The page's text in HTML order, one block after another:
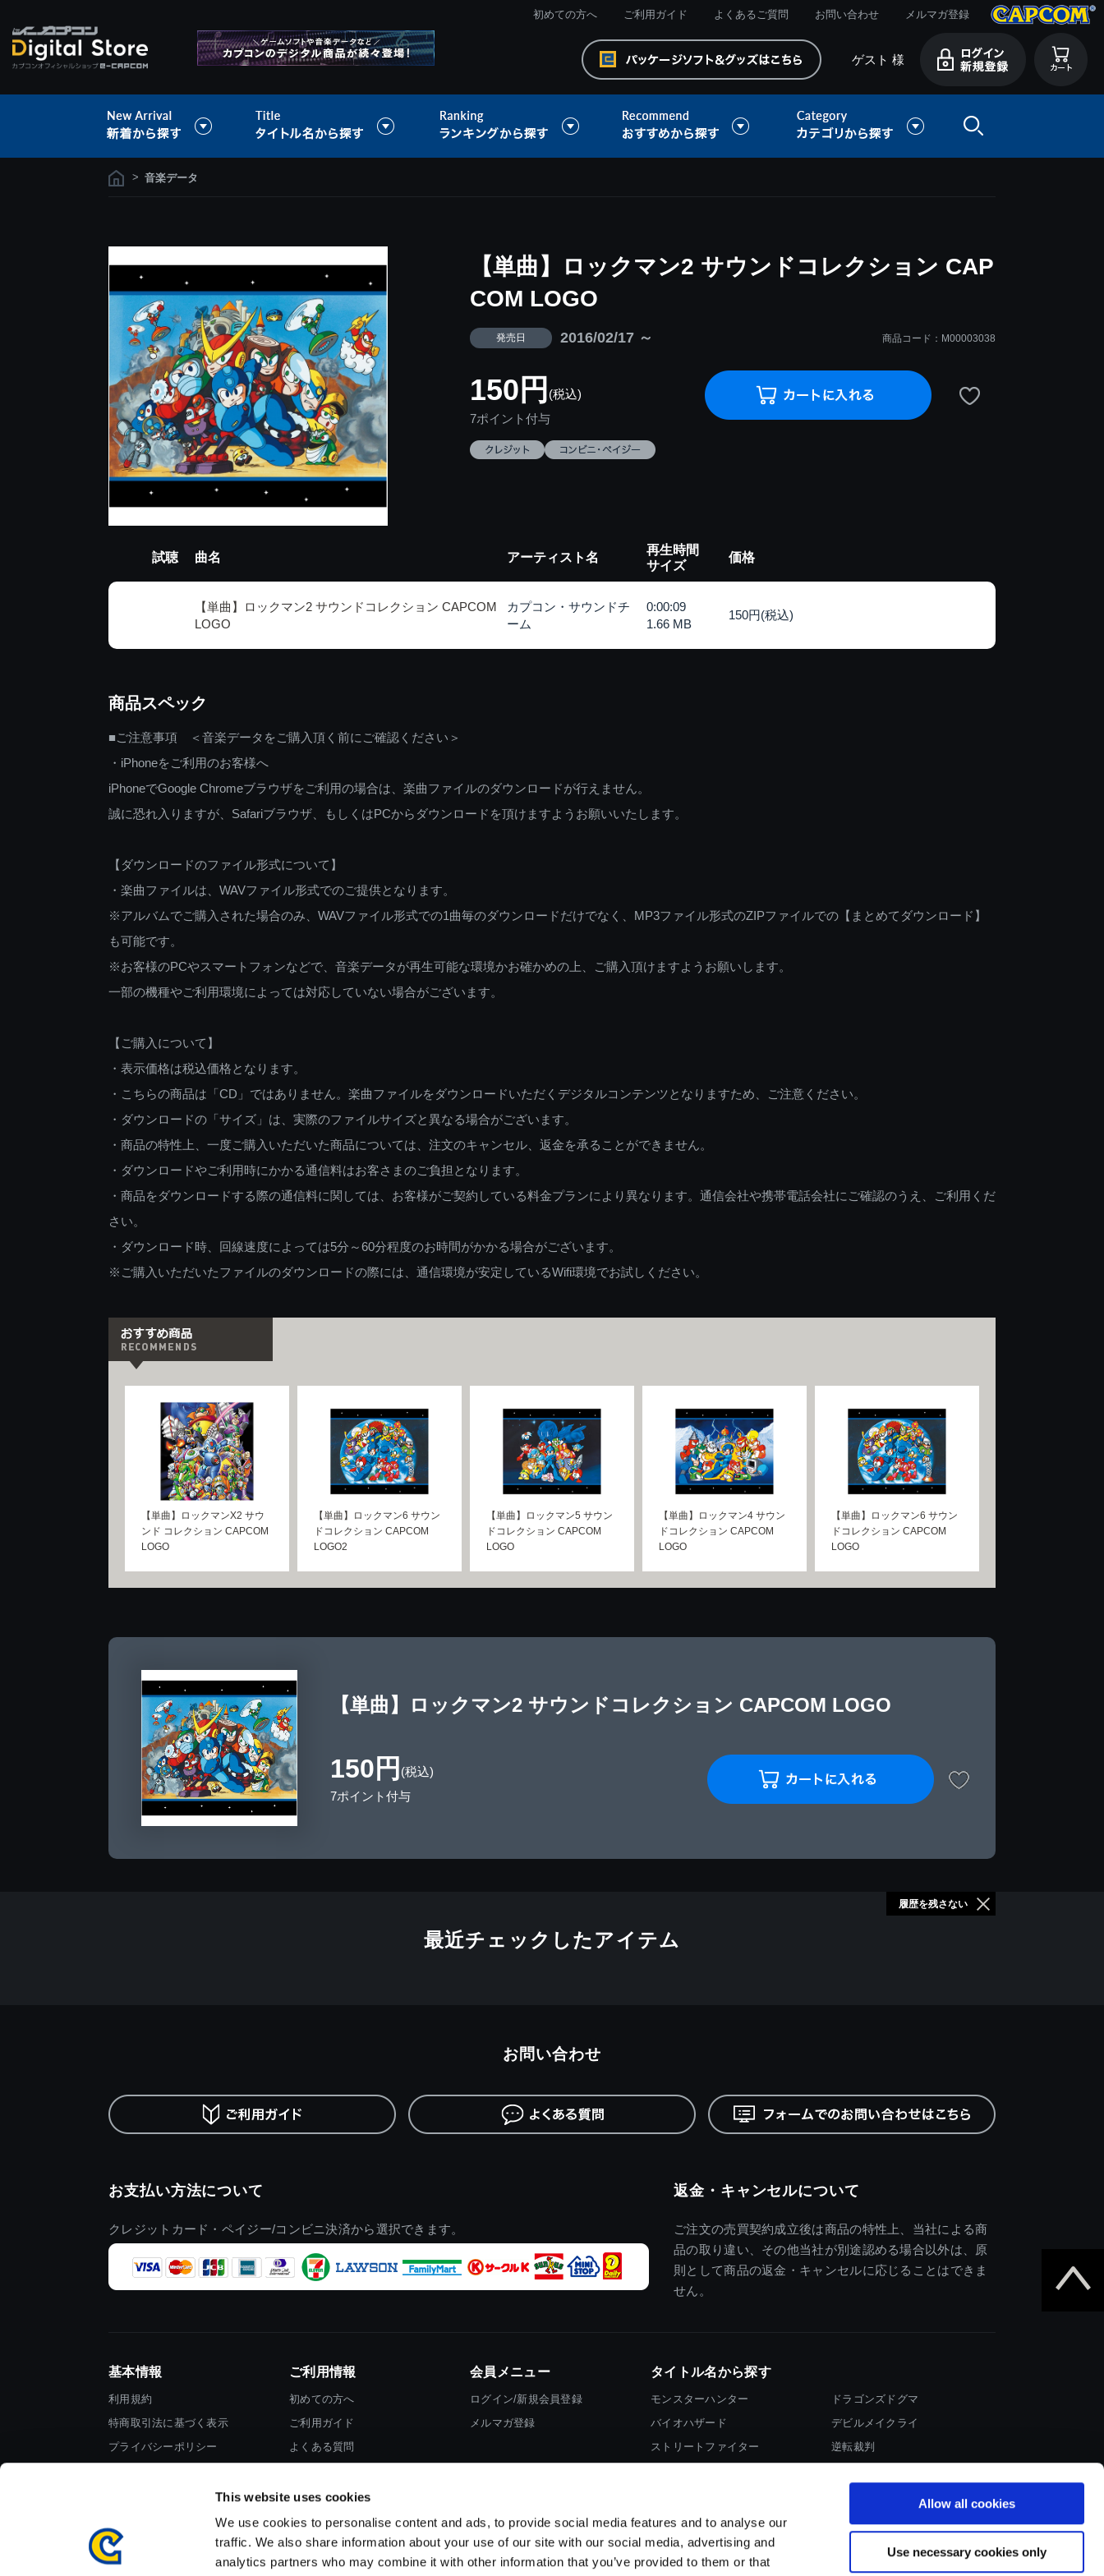
This website uses cookies
We use cookies to personalise content and ads, to provide social media features and to analyse our
traffic. We also share information about your use of our site with our social media, advertising and
analytics partners who may combine it with other information that you’ve provided to them or that
Allow all cookies
Use necessary cookies only
初めての方へ ご利用ガイド よくあるご質問 お問い合わせ メルマガ登録
ゲスト 様
> 音楽データ
【単曲】ロックマン2 サウンドコレクション CAP
COM LOGO
発売日 2016/02/17 ～ 商品コード：M00003038
150円 (税込)
7ポイント付与
試聴 曲名 アーティスト名
再生時間
サイズ
価格
【単曲】ロックマン2 サウンドコレクション CAPCOM
LOGO
カプコン・サウンドチ
ーム
0:00:09
1.66 MB
150円(税込)
商品スペック
■ご注意事項 ＜音楽データをご購入頂く前にご確認ください＞
・iPhoneをご利用のお客様へ
iPhoneでGoogle Chromeブラウザをご利用の場合は、楽曲ファイルのダウンロードが行えません。
誠に恐れ入りますが、Safariブラウザ、もしくはPCからダウンロードを頂けますようお願いいたします。
【ダウンロードのファイル形式について】
・楽曲ファイルは、WAVファイル形式でのご提供となります。
※アルバムでご購入された場合のみ、WAVファイル形式での1曲毎のダウンロードだけでなく、MP3ファイル形式のZIPファイルでの【まとめてダウンロード】
も可能です。
※お客様のPCやスマートフォンなどで、音楽データが再生可能な環境かお確かめの上、ご購入頂けますようお願いします。
一部の機種やご利用環境によっては対応していない場合がございます。
【ご購入について】
・表示価格は税込価格となります。
・こちらの商品は「CD」ではありません。楽曲ファイルをダウンロードいただくデジタルコンテンツとなりますため、ご注意ください。
・ダウンロードの「サイズ」は、実際のファイルサイズと異なる場合がございます。
・商品の特性上、一度ご購入いただいた商品については、注文のキャンセル、返金を承ることができません。
・ダウンロードやご利用時にかかる通信料はお客さまのご負担となります。
・商品をダウンロードする際の通信料に関しては、お客様がご契約している料金プランにより異なります。通信会社や携帯電話会社にご確認のうえ、ご利用くだ
さい。
・ダウンロード時、回線速度によっては5分～60分程度のお時間がかかる場合がございます。
※ご購入いただいたファイルのダウンロードの際には、通信環境が安定しているWifi環境でお試しください。
【単曲】ロックマンX2 サウ
ンド コレクション CAPCOM
LOGO
【単曲】ロックマン6 サウン
ドコレクション CAPCOM
LOGO2
【単曲】ロックマン5 サウン
ドコレクション CAPCOM
LOGO
【単曲】ロックマン4 サウン
ドコレクション CAPCOM
LOGO
【単曲】ロックマン6 サウン
ドコレクション CAPCOM
LOGO
【単曲】ロックマン2 サウンドコレクション CAPCOM LOGO
150円 (税込)
7ポイント付与
最近チェックしたアイテム
履歴を残さない
お支払い方法について
クレジットカード・ペイジー/コンビニ決済から選択できます。
返金・キャンセルについて
ご注文の売買契約成立後は商品の特性上、当社による商
品の取り違い、その他当社が別途認める場合以外は、原
則として商品の返金・キャンセルに応じることはできま
せん。
お問い合わせ
基本情報
利用規約
特商取引法に基づく表示
プライバシーポリシー
ご利用情報
初めての方へ
ご利用ガイド
よくある質問
会員メニュー
ログイン/新規会員登録
メルマガ登録
タイトル名から探す
モンスターハンター
バイオハザード
ストリートファイター
ドラゴンズドグマ
デビルメイクライ
逆転裁判